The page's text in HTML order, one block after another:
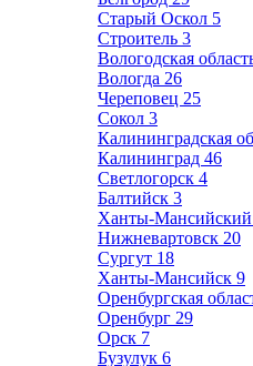
Старый Оскол 5
Строитель 3
Вологодская
Вологда 26
Череповец 25
Сокол 3
Калининградская
Калининград 46
Светлогорск 4
Балтийск 3
Ханты-
Нижневартовск 20
Сургут 18
Ханты-Мансийск 9
Оренбургская
Оренбург 29
Орск 7
Бузулук 6